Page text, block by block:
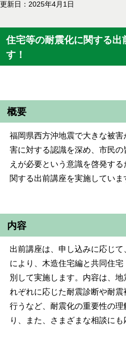
更新日：2025年4月1日
住宅等の耐震化に関する出
す！
概要
福岡県西方沖地震で大きな被
害に対する認識を深め、市民
えが必要という意識を啓発す
関する出前講座を実施していま
内容
出前講座は、申し込みに応じ
により、木造住宅編と共同住
別して実施します。内容は、
れぞれに応じた耐震診断や耐
行うなど、耐震化の重要性の
り、また、さまざまな相談にも